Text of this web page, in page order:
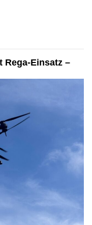
Rega-Einsatz –